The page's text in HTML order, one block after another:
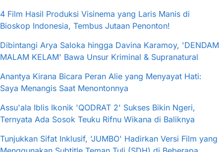
4 Film Hasil Produksi Visinema yang Laris Manis di
Bioskop Indonesia, Tembus Jutaan Penonton!
Dibintangi Arya Saloka hingga Davina Karamoy, 'DENDAM
MALAM KELAM' Bawa Unsur Kriminal & Supranatural
Anantya Kirana Bicara Peran Alie yang Menyayat Hati:
Saya Menangis Saat Menontonnya
Assu'ala Iblis Ikonik 'QODRAT 2' Sukses Bikin Ngeri,
Ternyata Ada Sosok Teuku Rifnu Wikana di Baliknya
Tunjukkan Sifat Inklusif, 'JUMBO' Hadirkan Versi Film yang